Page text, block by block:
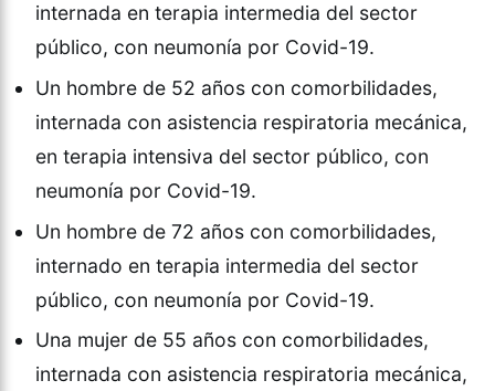
internada en terapia intermedia del sector
público, con neumonía por Covid-19.
Un hombre de 52 años con comorbilidades,
internada con asistencia respiratoria mecánica,
en terapia intensiva del sector público, con
neumonía por Covid-19.
Un hombre de 72 años con comorbilidades,
internado en terapia intermedia del sector
público, con neumonía por Covid-19.
Una mujer de 55 años con comorbilidades,
internada con asistencia respiratoria mecánica,